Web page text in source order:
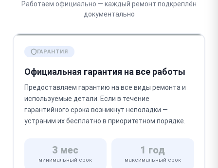
Работаем официально — каждый ремонт подкреплён
документально
ГАРАНТИЯ
Официальная гарантия на все работы
Предоставляем гарантию на все виды ремонта и
используемые детали. Если в течение
гарантийного срока возникнут неполадки —
устраним их бесплатно в приоритетном порядке.
3 мес
минимальный срок
1 год
максимальный срок